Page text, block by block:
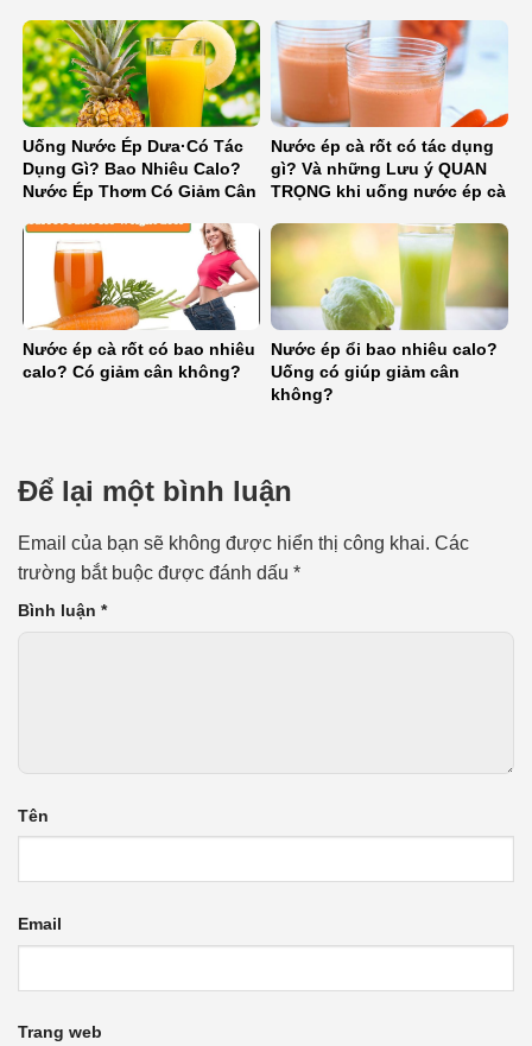
Uống Nước Ép Dưa·Có Tác
Dụng Gì? Bao Nhiêu Calo?
Nước Ép Thơm Có Giảm Cân
Nước ép cà rốt có tác dụng
gì? Và những Lưu ý QUAN
TRỌNG khi uống nước ép cà
Nước ép cà rốt có bao nhiêu
calo? Có giảm cân không?
Nước ép ổi bao nhiêu calo?
Uống có giúp giảm cân
không?
Để lại một bình luận
Email của bạn sẽ không được hiển thị công khai. Các
trường bắt buộc được đánh dấu *
Bình luận *
Tên
Email
Trang web